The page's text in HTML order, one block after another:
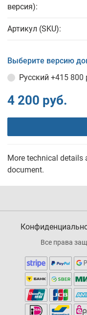
версия):
Артикул (SKU):
Выберите версию
Русский +415 800
4 200 руб.
More technical details
document.
Все права